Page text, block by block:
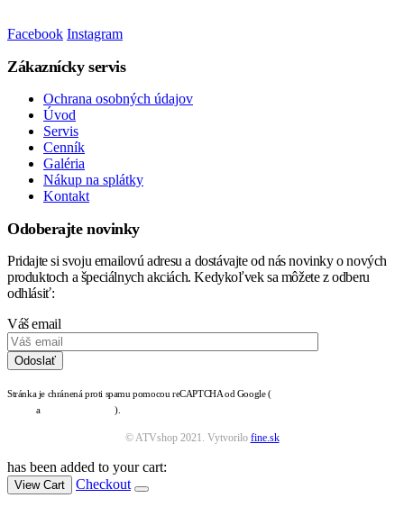
Facebook Instagram
Zákaznícky servis
Ochrana osobných údajov
Úvod
Servis
Cenník
Galéria
Nákup na splátky
Kontakt
Odoberajte novinky
Pridajte si svoju emailovú adresu a dostávajte od nás novinky o nových
produktoch a špeciálnych akciách. Kedykoľvek sa môžete z odberu
odhlásiť:
Váš email
Stránka je chránená proti spamu pomocou reCAPTCHA od Google (zásady ochrany osobných
a podmienky služby).
© ATVshop 2021. Vytvorilo fine.sk
has been added to your cart:
View Cart Checkout